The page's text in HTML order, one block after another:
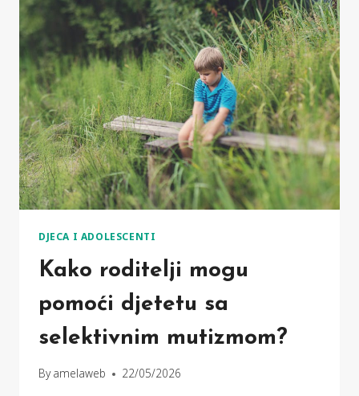
DJECA I ADOLESCENTI
Kako roditelji mogu
pomoći djetetu sa
selektivnim mutizmom?
By amelaweb 22/05/2026